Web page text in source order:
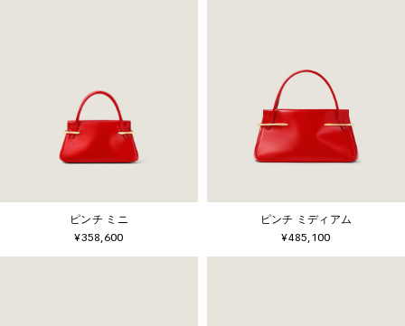
ピンチ ミニ
¥358,600
ピンチ ミディアム
¥485,100